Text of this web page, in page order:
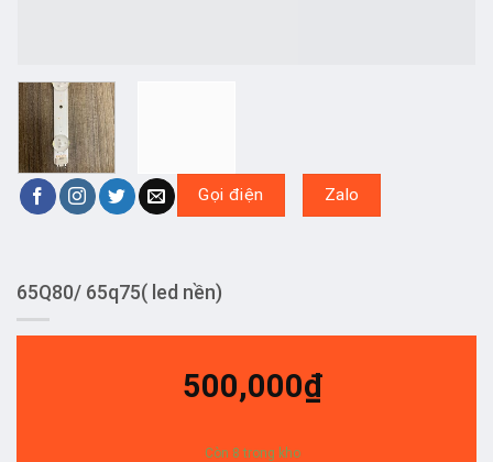
Gọi điện Zalo
65Q80/ 65q75( led nền)
500,000₫
Còn 8 trong kho